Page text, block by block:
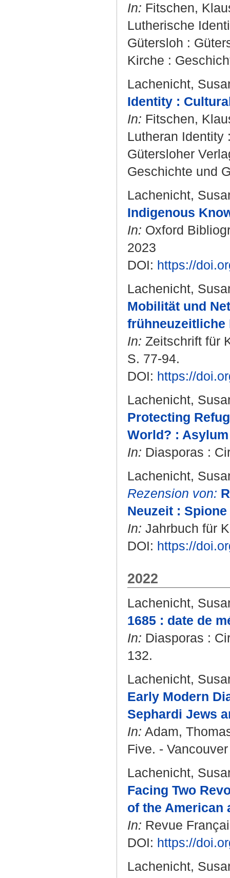
In: Fitschen,
Lutherische
Gütersloh :
Kirche :
Lachenicht,
Identity :
In: Fitschen,
Lutheran Identity
Gütersloher
Geschichte und
Lachenicht,
Indigenous
In: Oxford
2023
DOI: https://
Lachenicht,
Mobilität und
frühneuzeitliche
In: Zeitschrift für
S. 77-94.
DOI: https://
Lachenicht,
Protecting
World? :
In: Diasporas :
Lachenicht,
Rezension von:
Neuzeit :
In: Jahrbuch für
DOI: https://
2022
Lachenicht,
1685 : date de
In: Diasporas :
132.
Lachenicht,
Early Modern
Sephardi Jews
In: Adam,
Five. -
Lachenicht,
Facing Two
of the American
In: Revue
DOI: https://
Lachenicht,